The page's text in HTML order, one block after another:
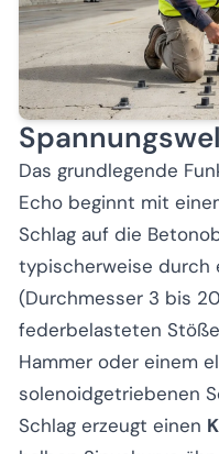
Das grundlegende
Echo beginnt mit
Schlag auf die
typischerweise durch
(Durchmesser 3 bis
federbelasteten
Hammer oder einem
solenoidgetriebenen
Schlag erzeugt einen